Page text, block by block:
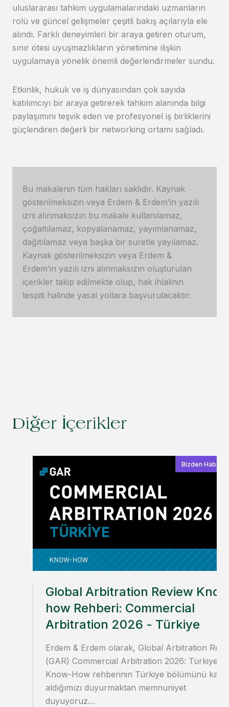
uluslararası tahkim uygulamalarındaki uzmanların
rolü ve güncel gelişmeler çeşitli bakış açılarıyla ele
alındı. Farklı deneyimleri bir araya getiren oturum,
sınır ötesi uyuşmazlıkların yönetimine ilişkin
uygulamaya yönelik önemli değerlendirmeler sundu.
Etkinlik, hukuk ve iş dünyasından çok sayıda
katılımcıyı bir araya getirerek tahkim alanında bilgi
paylaşımını teşvik eden ve profesyonel iş birliklerini
güçlendiren değerli bir networking ortamı sağladı.
Bu makalenin tüm hakları saklıdır. Kaynak
gösterilmeksizin veya Erdem & Erdem’in yazılı
izni alınmaksızın bu makale kullanılamaz,
çoğaltılamaz, kopyalanamaz, yayımlanamaz,
dağıtılamaz veya başka bir suretle yayılamaz.
Kaynak gösterilmeksizin veya Erdem &
Erdem’in yazılı izni alınmaksızın oluşturulan
içerikler takip edilmekte olup, hak ihlalinin
tespiti halinde yasal yollara başvurulacaktır.
Diğer İçerikler
Bizden
Global Arbitration Review
how Rehberi: Commercial
Arbitration 2026 - Türkiye
Erdem & Erdem olarak, Global Arbitration
(GAR) Commercial Arbitration 2026: Türkiye
Know-How rehberinin Türkiye bölümünü
aldığımızı duyurmaktan memnuniyet
duyuyoruz…